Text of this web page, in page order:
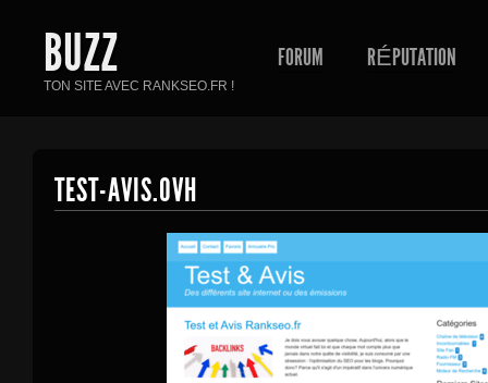
BUZZ
TON SITE AVEC RANKSEO.FR !
FORUM RÉPUTATION
TEST-AVIS.OVH